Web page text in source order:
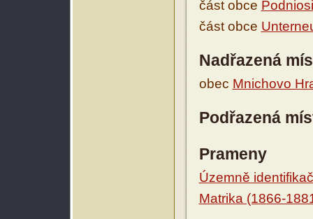
část obce
část obce
Nadřazená
obec Mnichovo
Podřazená
Prameny
Územně
Matrika (1866-